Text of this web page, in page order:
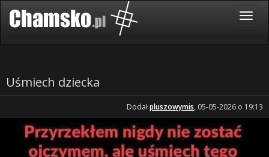
Uśmiech dziecka
Dodałpluszowymis, 05-05-2026 o 19:13